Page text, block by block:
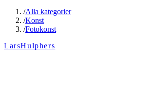
/Alla kategorier
/Konst
/Fotokonst
LarsHulphers